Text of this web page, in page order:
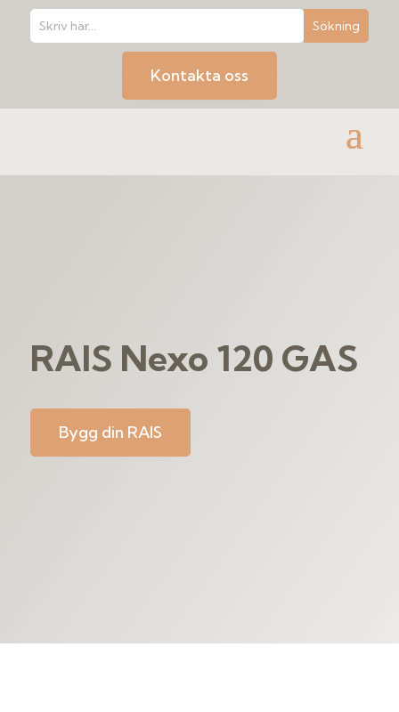
Kontakta oss
RAIS Nexo 120 GAS
Bygg din RAIS